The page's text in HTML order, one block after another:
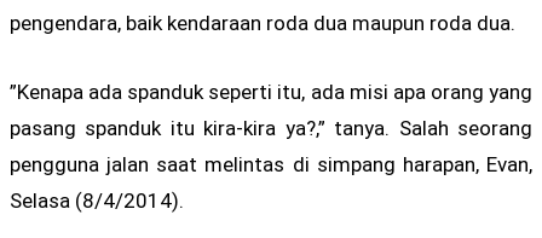
pengendara, baik kendaraan roda dua maupun roda dua.
”Kenapa ada spanduk seperti itu, ada misi apa orang yang
pasang spanduk itu kira-kira ya?,” tanya. Salah seorang
pengguna jalan saat melintas di simpang harapan, Evan,
Selasa (8/4/2014).